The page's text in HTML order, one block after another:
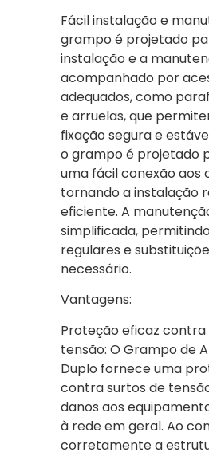
Fácil instalação e
grampo é projetado
instalação e a
acompanhado por
adequados, como
e arruelas, que
fixação segura e
o grampo é projetado
uma fácil conexão aos
tornando a instalação
eficiente. A
simplificada,
regulares e
necessário.
Vantagens:
Proteção eficaz contra
tensão: O Grampo de
Duplo fornece uma
contra surtos de
danos aos
à rede em geral. Ao
corretamente a